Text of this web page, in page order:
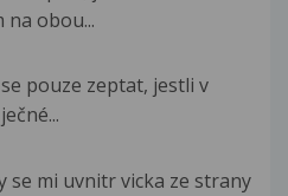
na obou...
pouze zeptat, jestli v
se mi uvnitr vicka ze strany